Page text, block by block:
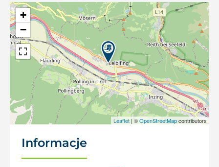
+
−
Leaflet | ©OpenStreetMapcontributors
Informacje